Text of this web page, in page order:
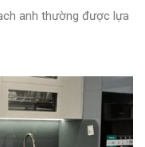
anh thường được lựa